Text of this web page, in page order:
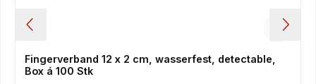
Fingerverband 12 x 2 cm, wasserfest, detectable,
Box á 100 Stk